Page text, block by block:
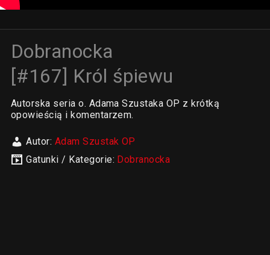
Dobranocka
[#167] Król śpiewu
Autorska seria o. Adama Szustaka OP z krótką
opowieścią i komentarzem.
Autor: Adam Szustak OP
Gatunki / Kategorie: Dobranocka